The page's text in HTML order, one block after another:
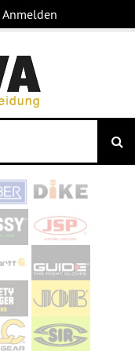
Anmelden